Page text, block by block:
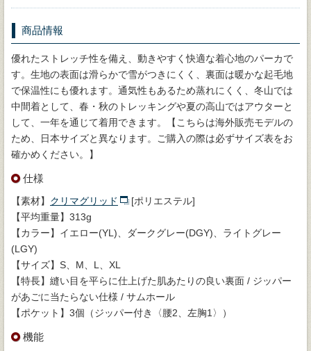
商品情報
優れたストレッチ性を備え、動きやすく快適な着心地のパーカで
す。生地の表面は滑らかで雪がつきにくく、裏面は暖かな起毛地
で保温性にも優れます。通気性もあるため蒸れにくく、冬山では
中間着として、春・秋のトレッキングや夏の高山ではアウターと
して、一年を通じて着用できます。【こちらは海外販売モデルの
ため、日本サイズと異なります。ご購入の際は必ずサイズ表をお
確かめください。】
仕様
【素材】 クリマグリッド
[ポリエステル]
【平均重量】313g
【カラー】イエロー(YL)、ダークグレー(DGY)、ライトグレー
(LGY)
【サイズ】S、M、L、XL
【特長】縫い目を平らに仕上げた肌あたりの良い裏面 / ジッパー
があごに当たらない仕様 / サムホール
【ポケット】3個（ジッパー付き〈腰2、左胸1〉）
機能